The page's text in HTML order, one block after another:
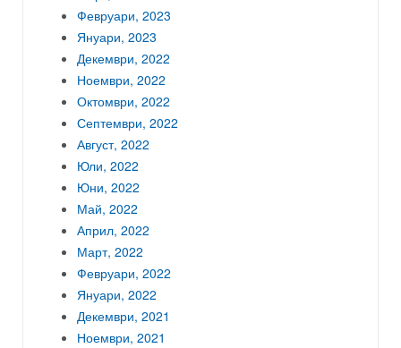
Февруари, 2023
Януари, 2023
Декември, 2022
Ноември, 2022
Октомври, 2022
Септември, 2022
Август, 2022
Юли, 2022
Юни, 2022
Май, 2022
Април, 2022
Март, 2022
Февруари, 2022
Януари, 2022
Декември, 2021
Ноември, 2021